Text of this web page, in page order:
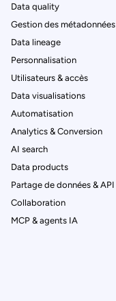
Data quality
Gestion des métadonnées
Data lineage
Personnalisation
Utilisateurs & accès
Data visualisations
Automatisation
Analytics & Conversion
AI search
Data products
Partage de données & API
Collaboration
MCP & agents IA